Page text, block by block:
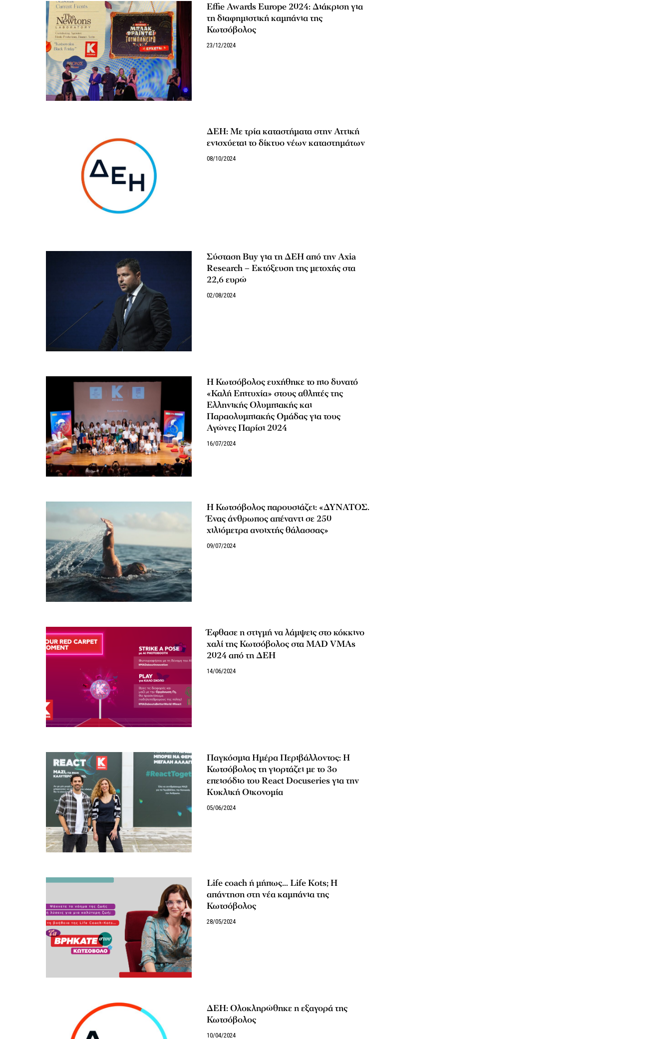
Effie Awards Europe 2024: Διάκριση για
τη διαφημιστική καμπάνια της
Κωτσόβολος
23/12/2024
ΔΕΗ: Με τρία καταστήματα στην Αττική
ενισχύεται το δίκτυο νέων καταστημάτων
08/10/2024
Σύσταση Buy για τη ΔΕΗ από την Axia
Research – Εκτόξευση της μετοχής στα
22,6 ευρώ
02/08/2024
Η Κωτσόβολος ευχήθηκε το πιο δυνατό
«Καλή Επιτυχία» στους αθλητές της
Ελληνικής Ολυμπιακής και
Παραολυμπιακής Ομάδας για τους
Αγώνες Παρίσι 2024
16/07/2024
Η Κωτσόβολος παρουσιάζει: «ΔΥΝΑΤΟΣ.
Ένας άνθρωπος απέναντι σε 250
χιλιόμετρα ανοιχτής θάλασσας»
09/07/2024
Έφθασε η στιγμή να λάμψεις στο κόκκινο
χαλί της Κωτσόβολος στα MAD VMAs
2024 από τη ΔΕΗ
14/06/2024
Παγκόσμια Ημέρα Περιβάλλοντος: Η
Κωτσόβολος τη γιορτάζει με το 3ο
επεισόδιο του React Docuseries για την
Κυκλική Οικονομία
05/06/2024
Life coach ή μήπως… Life Kots; Η
απάντηση στη νέα καμπάνια της
Κωτσόβολος
28/05/2024
ΔΕΗ: Ολοκληρώθηκε η εξαγορά της
Κωτσόβολος
10/04/2024